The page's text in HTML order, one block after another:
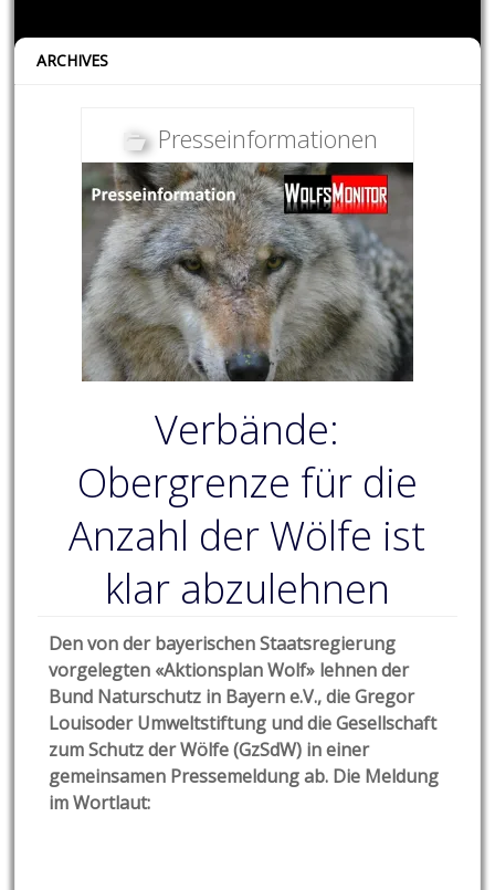
ARCHIVES
Presseinformationen
Verbände:
Obergrenze für die
Anzahl der Wölfe ist
klar abzulehnen
Den von der bayerischen Staatsregierung
vorgelegten «Aktionsplan Wolf» lehnen der
Bund Naturschutz in Bayern e.V., die Gregor
Louisoder Umweltstiftung und die Gesellschaft
zum Schutz der Wölfe (GzSdW) in einer
gemeinsamen Pressemeldung ab. Die Meldung
im Wortlaut: